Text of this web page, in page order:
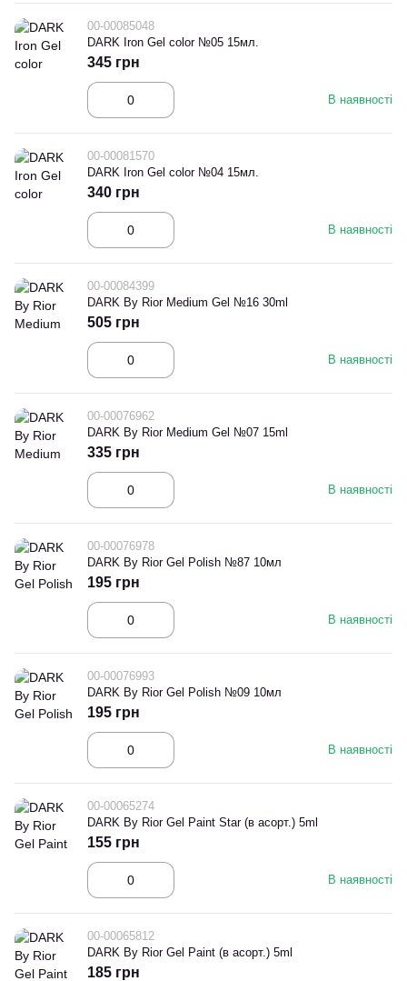
00-00085048
DARK Iron Gel color №05 15мл.
В наявності
345 грн
00-00081570
DARK Iron Gel color №04 15мл.
В наявності
340 грн
00-00084399
DARK By Rior Medium Gel №16 30ml
В наявності
505 грн
00-00076962
DARK By Rior Medium Gel №07 15ml
В наявності
335 грн
00-00076978
DARK By Rior Gel Polish №87 10мл
В наявності
195 грн
00-00076993
DARK By Rior Gel Polish №09 10мл
В наявності
195 грн
00-00065274
DARK By Rior Gel Paint Star (в асорт.) 5ml
В наявності
155 грн
00-00065812
DARK By Rior Gel Paint (в асорт.) 5ml
185 грн